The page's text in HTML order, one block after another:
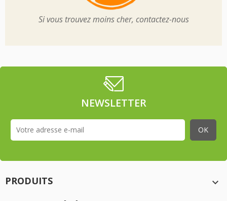
Si vous trouvez moins cher, contactez-nous
NEWSLETTER
PRODUITS
